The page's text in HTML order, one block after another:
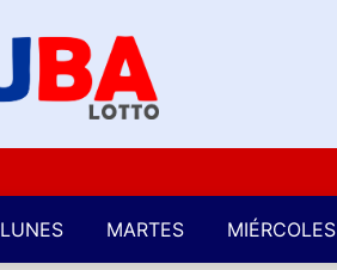
LUNES MARTES MIÉRCOLES